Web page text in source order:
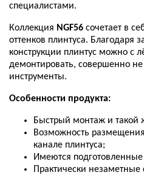
специалистами.
Коллекция NGF56 сочетает в
оттенков плинтуса. Благодаря
конструкции плинтус можно с
демонтировать, совершенно не
инструменты.
Особенности продукта:
Быстрый монтаж и такой
Возможность размещения
канале плинтуса;
Имеются подготовленные
Практически незаметные